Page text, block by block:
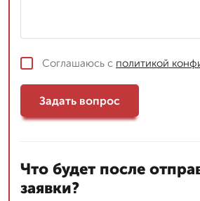
Соглашаюсь с политикой
Задать вопрос
Что будет после
заявки?